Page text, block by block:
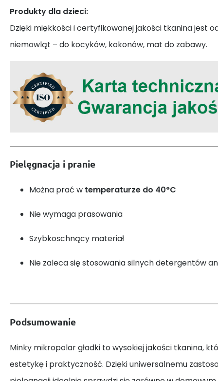
Produkty dla dzieci:
Dzięki miękkości i certyfikowanej jakości tkanina jest
niemowląt – do kocyków, kokonów, mat do zabawy.
Pielęgnacja i pranie
Można prać w temperaturze do 40°C
Nie wymaga prasowania
Szybkoschnący materiał
Nie zaleca się stosowania silnych detergentów
Podsumowanie
Minky mikropolar gładki to wysokiej jakości tkanina,
estetykę i praktyczność. Dzięki uniwersalnemu